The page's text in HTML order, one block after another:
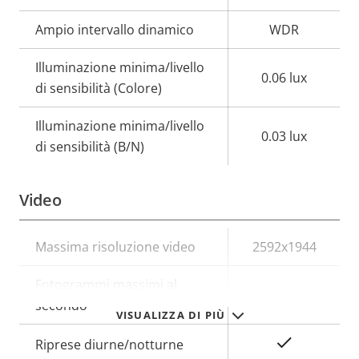
VISUALIZZA DI PIÙ
Ampio intervallo dinamico WDR
Illuminazione minima/livello
di sensibilità (Colore)
0.06 lux
Illuminazione minima/livello
di sensibilità (B/N)
0.03 lux
Video
Descrizione
Valore
Massima risoluzione video 2592x1944
secondo
Riprese diurne/notturne